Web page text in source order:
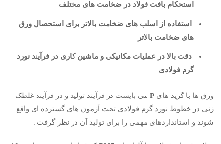
استحکام بافت فولاد در ضخامت های مختلف
استفاده از اسلب های ضخامت بالاتر برای استحصال ورق
های ضخامت بالاتر
دقت بالا در عملیات مکانیکی و ماشین کاری در فرآیند نورد
گرم فولادی
ورق ها با گرید های P می بایست در فرآیند تولید و در فرآیند غلطک
زنی در خطوط نورد گرم فولادی تحت آزمون های گسترده ای واقع
شوند و استانداردهای مهمی را برای تولید آن در نظر گرفت .